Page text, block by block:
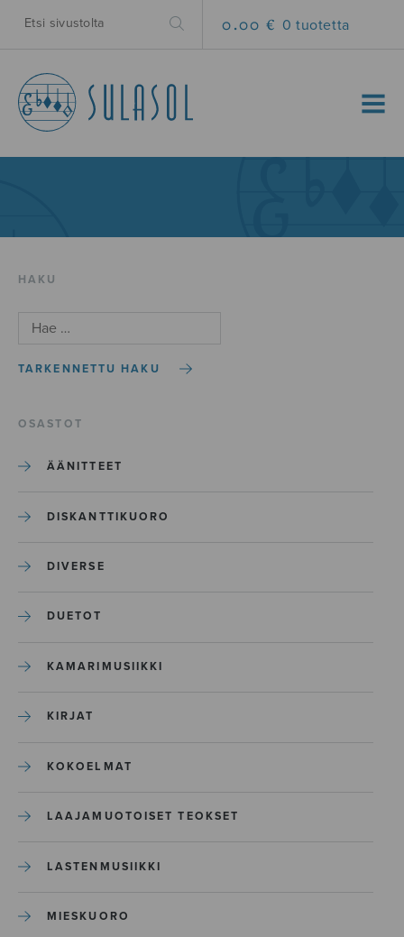
0.00 € 0 tuotetta
MENU
HAKU
TARKENNETTU HAKU
OSASTOT
ÄÄNITTEET
DISKANTTIKUORO
DIVERSE
DUETOT
KAMARIMUSIIKKI
KIRJAT
KOKOELMAT
LAAJAMUOTOISET TEOKSET
LASTENMUSIIKKI
MIESKUORO